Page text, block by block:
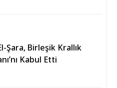
Şara, Birleşik Krallık
Kabul Etti